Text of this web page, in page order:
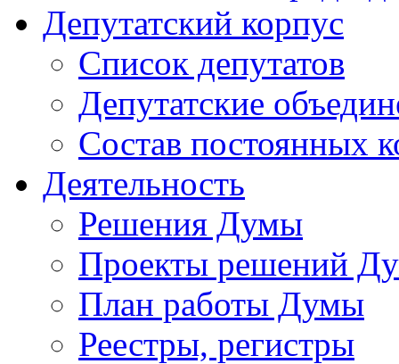
Депутатский корпус
Список депутатов
Депутатские
Состав постоянных
Деятельность
Решения Думы
Проекты решений
План работы Думы
Реестры, регистры